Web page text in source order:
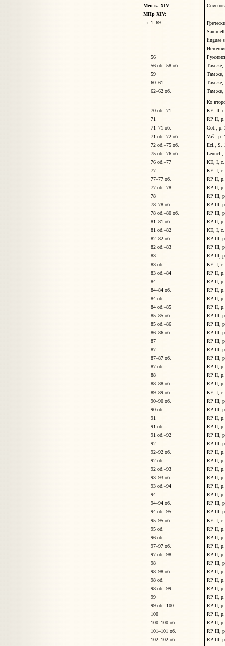
Мен к. XIV
Семенов
МПр XIV:
л. 1–69
linguae
56
56 об.–58 об.
Там же,
59
Там же,
60–61
Там же,
62–62 об.
Там же,
Ко
70 об.–71
КЕ, II,
71
RP II,
71–71 об.
Cot., р.
71 об.–72 об.
Vaš., p.
72об.–75 об.
Ecl., S.
75 об.–76 об.
Leuncl.,
76 об.–77
КЕ, I,
77
КЕ, I,
77–77 об.
RP II,
77 об.–78
RP II,
78
RP III,
78–78 об.
RP III,
78 об.–80 об.
RP III,
81–81 об.
RP II,
81 об.–82
KE, I,
82–82 об.
RP III,
82 об.–83
RP III,
83
RP III,
83 об.
KE, I,
83 об.–84
RP II,
84
RP II,
84–84 об.
RP II,
84 об.
RP II,
84 об.–85
RP II,
85–85 об.
RP III,
85 об.–86
RP III,
86–86 об.
RP III,
87
RP III,
87
RP III,
87–87 об.
RP III,
87 об.
RP II,
88
RP II,
88–88 об.
RP II,
89–89 об.
KE, I,
90–90 об.
RP III,
90 об.
RP III,
91
RP II,
91 об.
RP II,
91 об.–92
RP III,
92
RP III,
92–92 об.
RP II,
92 об.
RP II,
92 об.–93
RP II,
93–93 об.
RP II,
93 об.–94
RP II,
94
RP II,
94–94 об.
RP III,
94 об.–95
RP III,
95–95 об.
KE, I, c.
95 об.
RP II,
96 об.
RP II,
97–97 об.
RP II,
97 об.–98
RP II,
98
RP III,
98–98 об.
RP II,
98 об.
RP II,
98 об.–99
RP II,
99
RP II,
99 об.–100
RP II,
100
RP II,
100–100 об.
RP II,
101–101 об.
RP III,
102–102 об.
RP III,